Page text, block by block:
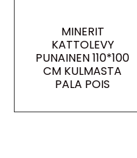
MINERIT
KATTOLEVY
PUNAINEN 110*100
CM KULMASTA
PALA POIS